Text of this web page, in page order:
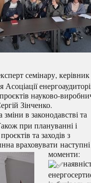
семінару, керівник
проєктів науково-
Зінченко.
в законодавстві та
при плануванні і
та заходів з
враховувати наступні
моменти: